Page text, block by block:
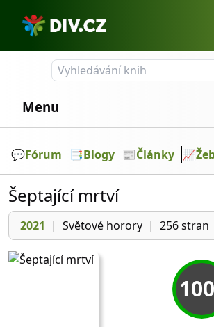
Menu
💬️Fórum 📑Blogy 📰Články 📈
Šeptající mrtví
2021 | Světové horory | 256 stran
100